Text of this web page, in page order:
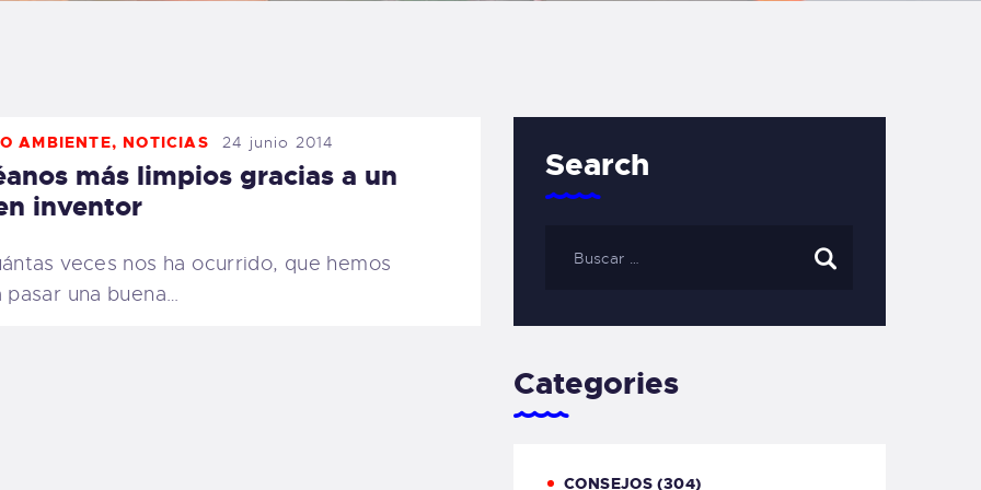
CARRITO
FAMILY
AMBIENTE, NOTICIAS 24 junio 2014
más limpios gracias a un
inventor
veces nos ha ocurrido, que hemos
pasar una buena…
Search
Categories
CONSEJOS (304)